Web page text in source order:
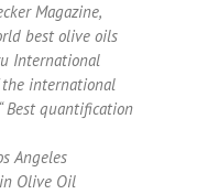
Magazine,
best olive oils
International
international
Best quantification
Angeles
Olive Oil